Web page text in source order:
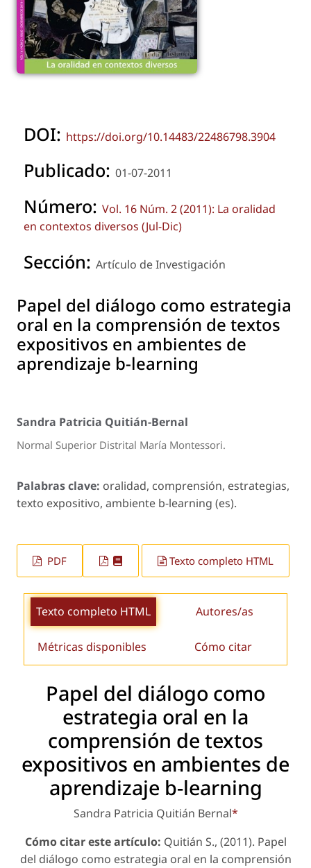
DOI: https://doi.org/10.14483/22486798.3904
Publicado: 01-07-2011
Número: Vol. 16 Núm. 2 (2011): La oralidad
en contextos diversos (Jul-Dic)
Sección: Artículo de Investigación
Papel del diálogo como estrategia
oral en la comprensión de textos
expositivos en ambientes de
aprendizaje b-learning
Sandra Patricia Quitián-Bernal
Normal Superior Distrital María Montessori.
Palabras clave: oralidad, comprensión, estrategias,
texto expositivo, ambiente b-learning (es).
PDF Texto completo HTML
Texto completo HTML Autores/as
Métricas disponibles Cómo citar
Papel del diálogo como
estrategia oral en la
comprensión de textos
expositivos en ambientes de
aprendizaje b-learning
Sandra Patricia Quitián Bernal*
Cómo citar este artículo: Quitián S., (2011). Papel
del diálogo como estrategia oral en la comprensión